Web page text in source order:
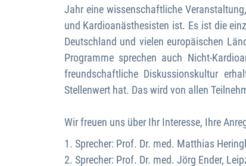
Jahr eine wissenschaftliche
und Kardioanästhesisten ist. Es ist die
Deutschland und vielen europäischen
Programme sprechen auch Nicht-
freundschaftliche Diskussionskultur
Stellenwert hat. Das wird von allen
Wir freuen uns über Ihr Interesse, Ihre
1. Sprecher: Prof. Dr. med. Matthias
2. Sprecher: Prof. Dr. med. Jörg Ender,